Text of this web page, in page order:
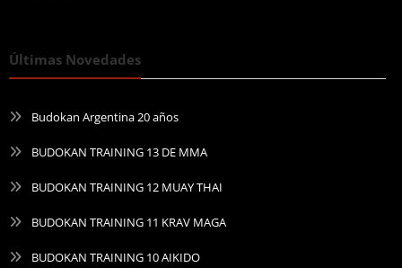
Últimas Novedades
Budokan Argentina 20 años
BUDOKAN TRAINING 13 DE MMA
BUDOKAN TRAINING 12 MUAY THAI
BUDOKAN TRAINING 11 KRAV MAGA
BUDOKAN TRAINING 10 AIKIDO